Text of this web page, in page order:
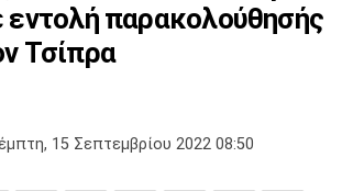
εντολή παρακολούθησής
Τσίπρα
15 Σεπτεμβρίου 2022 08:50